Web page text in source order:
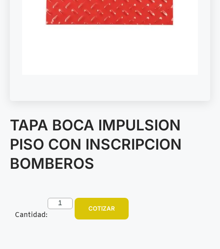
TAPA BOCA IMPULSION
PISO CON INSCRIPCION
BOMBEROS
Cantidad:
COTIZAR